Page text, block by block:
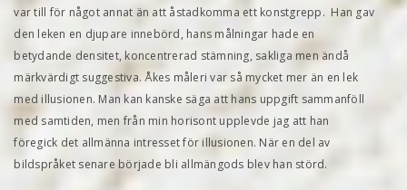
var till för något annat än att åstadkomma ett konstgrepp. Han gav
den leken en djupare innebörd, hans målningar hade en
betydande densitet, koncentrerad stämning, sakliga men ändå
märkvärdigt suggestiva. Åkes måleri var så mycket mer än en lek
med illusionen. Man kan kanske säga att hans uppgift sammanföll
med samtiden, men från min horisont upplevde jag att han
föregick det allmänna intresset för illusionen. När en del av
bildspråket senare började bli allmängods blev han störd.